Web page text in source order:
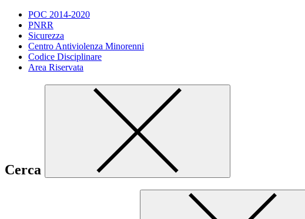
POC 2014-2020
PNRR
Sicurezza
Centro Antiviolenza Minorenni
Codice Disciplinare
Area Riservata
Cerca